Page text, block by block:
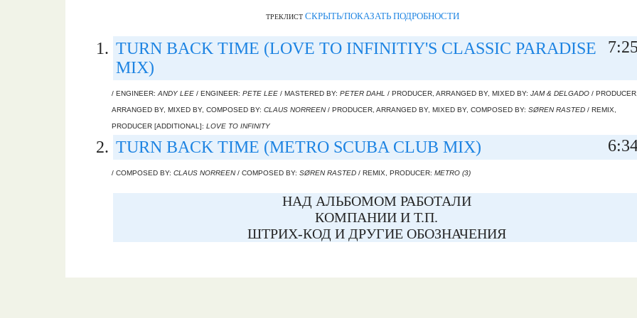
ТРЕКЛИСТ СКРЫТЬ/ПОКАЗАТЬ ПОДРОБНОСТИ
TURN BACK TIME (LOVE TO INFINITIY'S CLASSIC PARADISE
MIX)
7:25
/ ENGINEER: ANDY LEE / ENGINEER: PETE LEE / MASTERED BY: PETER DAHL / PRODUCER, ARRANGED BY, MIXED BY: JAM & DELGADO / PRODUCER,
ARRANGED BY, MIXED BY, COMPOSED BY: CLAUS NORREEN/ PRODUCER, ARRANGED BY, MIXED BY, COMPOSED BY: SØREN RASTED / REMIX,
PRODUCER [ADDITIONAL]: LOVE TO INFINITY
TURN BACK TIME (METRO SCUBA CLUB MIX)
/ COMPOSED BY: CLAUS NORREEN/ COMPOSED BY: SØREN RASTED / REMIX, PRODUCER: METRO (3)
НАД АЛЬБОМОМ РАБОТАЛИ
КОМПАНИИ И Т.П.
ШТРИХ-КОД И ДРУГИЕ ОБОЗНАЧЕНИЯ